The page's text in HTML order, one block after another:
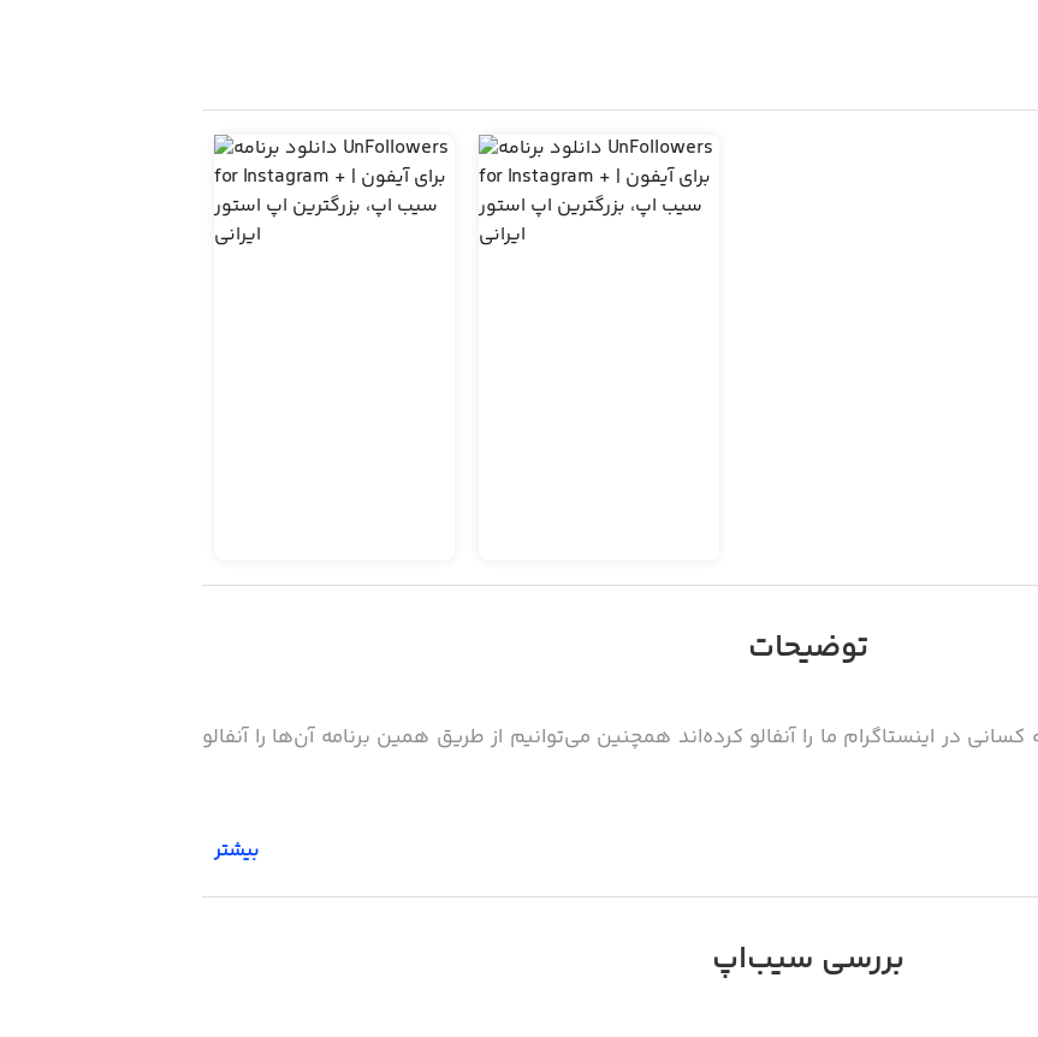
توضیحات
در اینستاگرام ما را آنفالو کرده‌اند همچنین می‌توانیم از طریق همین برنامه آن‌ها را آنفالو
بیشتر
بررسی سیب‌اپ